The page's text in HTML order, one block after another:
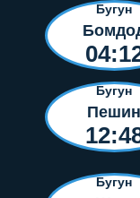
Бугун
Бугун
Пешин
Бугун